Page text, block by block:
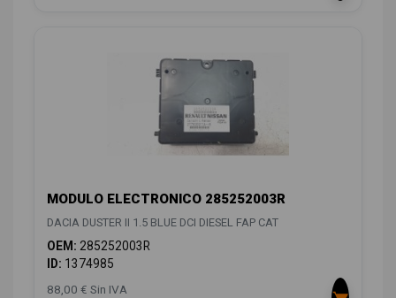
MODULO ELECTRONICO 285252003R
DACIA DUSTER II 1.5 BLUE DCI DIESEL FAP CAT
OEM: 285252003R
ID: 1374985
88,00 € Sin IVA